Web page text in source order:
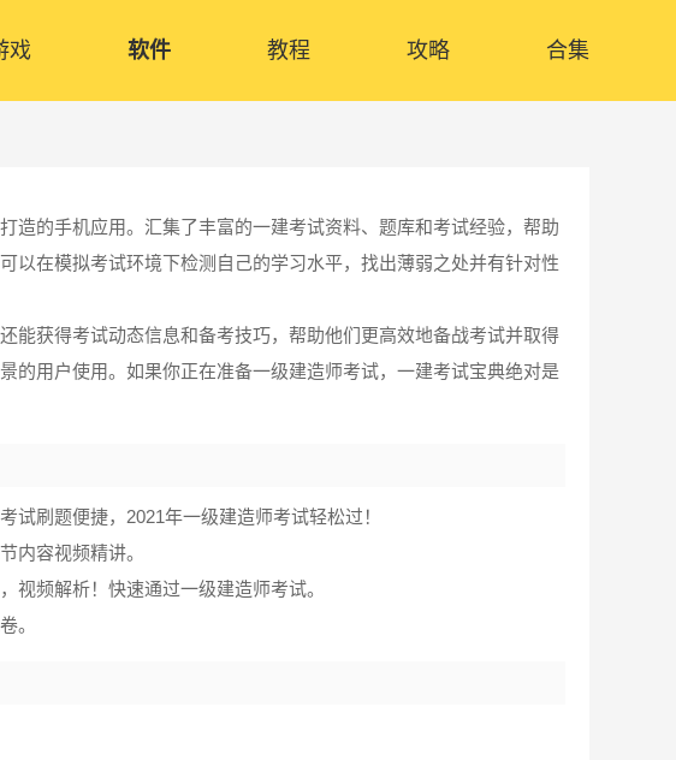
戏 软件 教程 攻略 合集
造的手机应用。汇集了丰富的一建考试资料、题库和考试经验，帮助
以在模拟考试环境下检测自己的学习水平，找出薄弱之处并有针对性
能获得考试动态信息和备考技巧，帮助他们更高效地备战考试并取得
的用户使用。如果你正在准备一级建造师考试，一建考试宝典绝对是
试刷题便捷，2021年一级建造师考试轻松过！
内容视频精讲。
视频解析！快速通过一级建造师考试。
。